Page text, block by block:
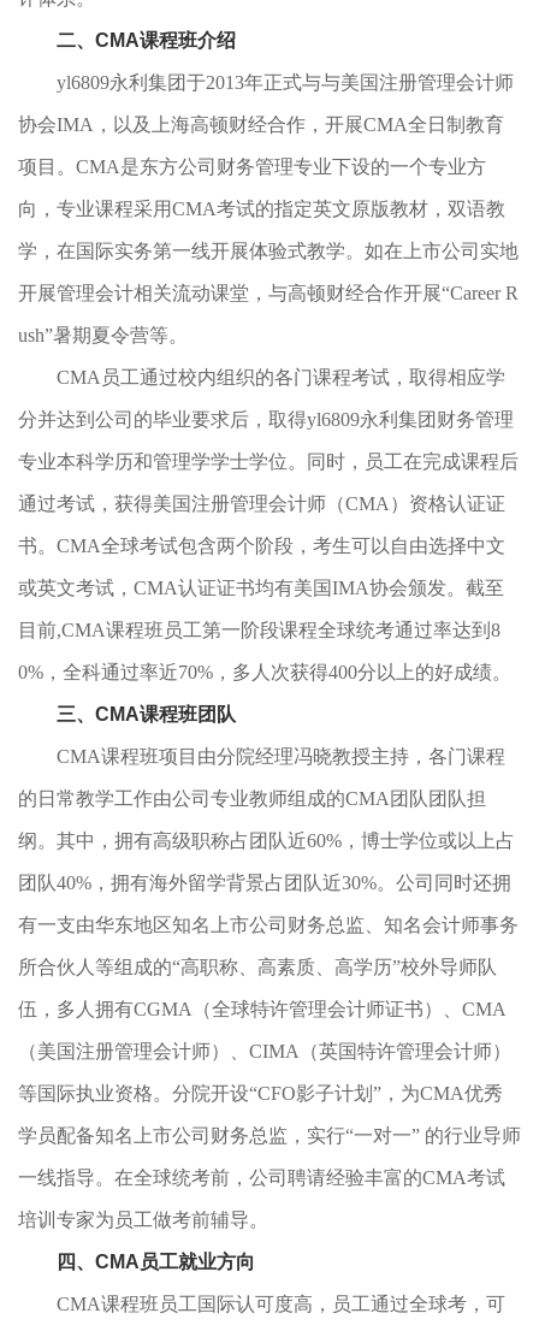
二、CMA课程班介绍
yl6809永利集团于2013年正式与与美国注册管理会计师
协会IMA，以及上海高顿财经合作，开展CMA全日制教育
项目。CMA是东方公司财务管理专业下设的一个专业方
向，专业课程采用CMA考试的指定英文原版教材，双语教
学，在国际实务第一线开展体验式教学。如在上市公司实地
开展管理会计相关流动课堂，与高顿财经合作开展“Career R
ush”暑期夏令营等。
CMA员工通过校内组织的各门课程考试，取得相应学
分并达到公司的毕业要求后，取得yl6809永利集团财务管理
专业本科学历和管理学学士学位。同时，员工在完成课程后
通过考试，获得美国注册管理会计师（CMA）资格认证证
书。CMA全球考试包含两个阶段，考生可以自由选择中文
或英文考试，CMA认证证书均有美国IMA协会颁发。截至
目前,CMA课程班员工第一阶段课程全球统考通过率达到8
0%，全科通过率近70%，多人次获得400分以上的好成绩。
三、CMA课程班团队
CMA课程班项目由分院经理冯晓教授主持，各门课程
的日常教学工作由公司专业教师组成的CMA团队团队担
纲。其中，拥有高级职称占团队近60%，博士学位或以上占
团队40%，拥有海外留学背景占团队近30%。公司同时还拥
有一支由华东地区知名上市公司财务总监、知名会计师事务
所合伙人等组成的“高职称、高素质、高学历”校外导师队
伍，多人拥有CGMA（全球特许管理会计师证书）、CMA
（美国注册管理会计师）、CIMA（英国特许管理会计师）
等国际执业资格。分院开设“CFO影子计划”，为CMA优秀
学员配备知名上市公司财务总监，实行“一对一” 的行业导师
一线指导。在全球统考前，公司聘请经验丰富的CMA考试
培训专家为员工做考前辅导。
四、CMA 员工就业方向
CMA课程班员工国际认可度高，员工通过全球考，可